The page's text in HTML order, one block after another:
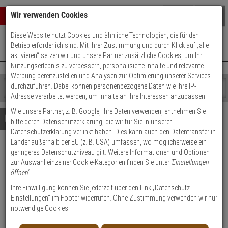
0 ARTIKEL IM WARENKORB
Ihr Warenkorb ist momentan leer.
Ergebnisse ()
Fertig
Shop
durchsuchen
Bitte
geben
Sie
mindestens
Zeichen
ein,
um
Suche
Es
wurde
noch
Kategorien
Suche
gestartet
+49 (0)821 899 493-0Mo. - Do.: 8:00 - 16:30 | Fr.: 8:00 - 14:00 Uhr
Kontaktservice nutzen
Details Beratung
ABUS AZEM10000
Erschütterungsmelder, B-Ware
Produktmerkmale
Datenblatt drucken
Wir verwenden Cookies
Diese Website nutzt Cookies und ähnliche Technologien, die für den
Betrieb erforderlich sind. Mit Ihrer Zustimmung und durch Klick auf „alle
aktivieren“ setzen wir und unsere Partner zusätzliche Cookies, um Ihr
Nutzungserlebnis zu verbessern, personalisierte Inhalte und relevante
Werbung bereitzustellen und Analysen zur Optimierung unserer Services
durchzuführen. Dabei können personenbezogene Daten wie Ihre IP-
Adresse verarbeitet werden, um Inhalte an Ihre Interessen anzupassen.
Wie unsere Partner, z. B. Google , Ihre Daten verwenden, entnehmen Sie
bitte deren Datenschutzerklärung, die wir für Sie in unserer
Datenschutzerklärung verlinkt haben. Dies kann auch den Datentransfer in
Länder außerhalb der EU (z. B. USA) umfassen, wo möglicherweise ein
geringeres Datenschutzniveau gilt. Weitere Informationen und Optionen
zur Auswahl einzelner Cookie-Kategorien finden Sie unter 'Einstellungen
öffnen'.
Ihre Einwilligung können Sie jederzeit über den Link „Datenschutz
Einstellungen“ im Footer widerrufen. Ohne Zustimmung verwenden wir nur
notwendige Cookies.